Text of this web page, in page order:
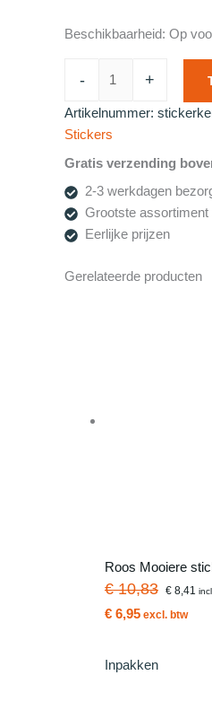
Beschikbaarheid: Op
-
Mooiere
stickertjes
Kerstboom
2,5cm
aantal
+
Artikelnummer:
Stickers
Gratis verzending
2-3 werkdagen
Grootste assortiment
Eerlijke prijzen
Gerelateerde producten
Roos Mooiere
€ 10,83 € 8,41
€ 6,95 excl. btw
Inpakken